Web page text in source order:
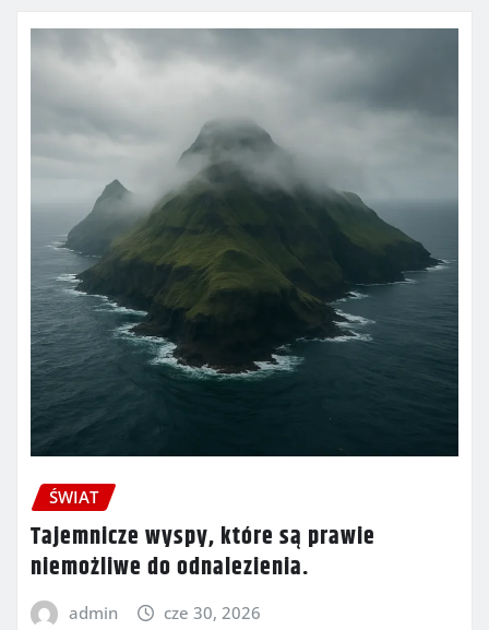
ŚWIAT
Tajemnicze wyspy, które są prawie
niemożliwe do odnalezienia.
admin cze 30, 2026